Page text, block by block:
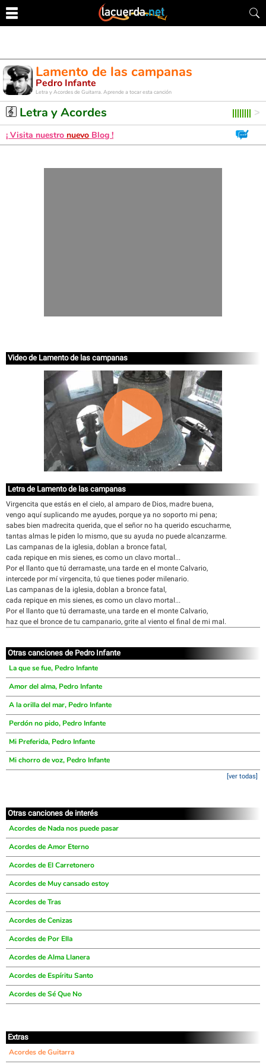
Lamento de las campanas
Pedro Infante
Letra y Acordes de Guitarra. Aprende a tocar esta canción
Letra y Acordes
¡ Visita nuestro nuevo Blog !
Video de Lamento de las campanas
Letra de Lamento de las campanas
Virgencita que estás en el cielo, al amparo de Dios, madre buena,
vengo aquí suplicando me ayudes, porque ya no soporto mi pena;
sabes bien madrecita querida, que el señor no ha querido escucharme,
tantas almas le piden lo mismo, que su ayuda no puede alcanzarme.
Las campanas de la iglesia, doblan a bronce fatal,
cada repique en mis sienes, es como un clavo mortal...
Por el llanto que tú derramaste, una tarde en el monte Calvario,
intercede por mí virgencita, tú que tienes poder milenario.
Las campanas de la iglesia, doblan a bronce fatal,
cada repique en mis sienes, es como un clavo mortal...
Por el llanto que tú derramaste, una tarde en el monte Calvario,
haz que el bronce de tu campanario, grite al viento el final de mi mal.
Otras canciones de Pedro Infante
La que se fue, Pedro Infante
Amor del alma, Pedro Infante
A la orilla del mar, Pedro Infante
Perdón no pido, Pedro Infante
Mi Preferida, Pedro Infante
Mi chorro de voz, Pedro Infante
[ver todas]
Otras canciones de interés
Acordes de Nada nos puede pasar
Acordes de Amor Eterno
Acordes de El Carretonero
Acordes de Muy cansado estoy
Acordes de Tras
Acordes de Cenizas
Acordes de Por Ella
Acordes de Alma Llanera
Acordes de Espíritu Santo
Acordes de Sé Que No
Extras
Acordes de Guitarra